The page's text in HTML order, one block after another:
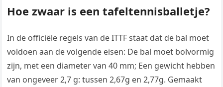
Hoe zwaar is een tafeltennisballetje?
In de officiële regels van de ITTF staat dat de bal moet
voldoen aan de volgende eisen: De bal moet bolvormig
zijn, met een diameter van 40 mm; Een gewicht hebben
van ongeveer 2,7 g: tussen 2,67g en 2,77g. Gemaakt